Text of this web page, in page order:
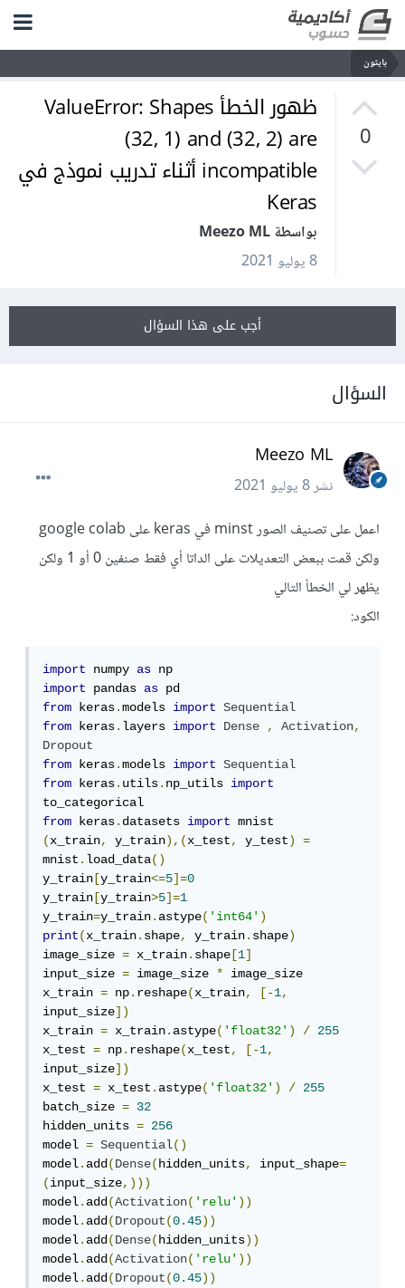
بايثون
0
ظهور الخطأ ValueError: Shapes
(32, 1) and (32, 2) are
incompatible أثناء تدريب نموذج في
Keras
بواسطة Meezo ML
8 يوليو 2021
أجب على هذا السؤال
السؤال
Meezo ML
نشر8 يوليو 2021
اعمل على تصنيف الصور minst في keras على google colab
ولكن قمت ببعض التعديلات على الداتا أي فقط صنفين 0 أو 1 ولكن
يظهر لي الخطأ التالي
الكود:
import numpy as
import
pandas as
from keras.models import
Sequential
from keras.layers import Dense , Activation,
Dropout
from keras.models import
Sequential
from keras.utils.np_utils import
from keras.datasets import
(x_train, y_train),(x_test, y_test)
=
mnist.load_data()
y_train [y_train<=5]=0
y_train [y_train>5]=1
y_train=y_train.astype('int64')
print(x_train.shape, y_train.shape)
image_size = x_train.shape [1]
input_size = image_size *
image_size
x_train = np.reshape(x_train, [-1,
input_size])
x_train = x_train.astype('float32') /
255
x_test = np.reshape(x_test, [-1,
input_size])
x_test = x_test.astype('float32') /
255
batch_size =
32
hidden_units =
256
model = Sequential()
model.add(Dense(hidden_units, input_shape=
(input_size,)))
model.add(Activation('relu'))
model.add(Dropout(0.45))
model.add(Dense(hidden_units))
model.add(Activation('relu'))
model.add(Dropout(0.45))